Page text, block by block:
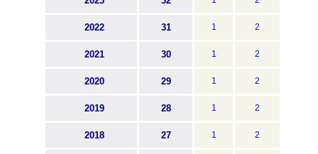
2022 31 1 2
2021 30 1 2
2020 29 1 2
2019 28 1 2
2018 27 1 2